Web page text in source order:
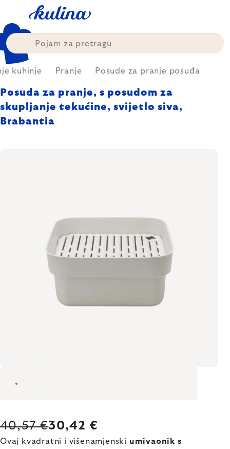
content
kuhinje Pranje Posude za pranje posuđa
Posuda za pranje, s posudom za
skupljanje tekućine, svijetlo siva,
Brabantia
40,57 €30,42 €
Ovaj kvadratni i višenamjenski umivaonik s